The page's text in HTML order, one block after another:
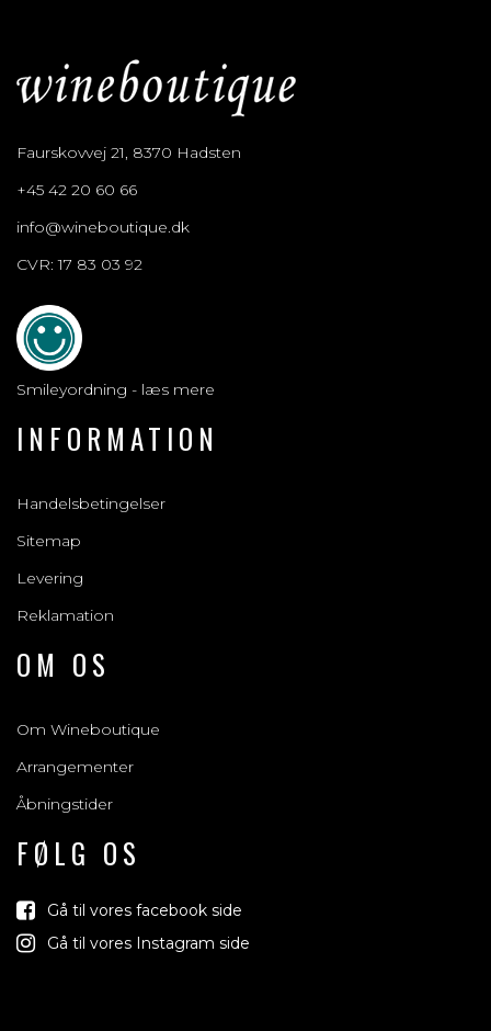
Faurskovvej 21, 8370 Hadsten
+45 42 20 60 66
info@wineboutique.dk
CVR: 17 83 03 92
Smileyordning - læs mere
INFORMATION
Handelsbetingelser
Sitemap
Levering
Reklamation
OM OS
Om Wineboutique
Arrangementer
Åbningstider
FØLG OS
Gå til vores facebook side
Gå til vores Instagram side